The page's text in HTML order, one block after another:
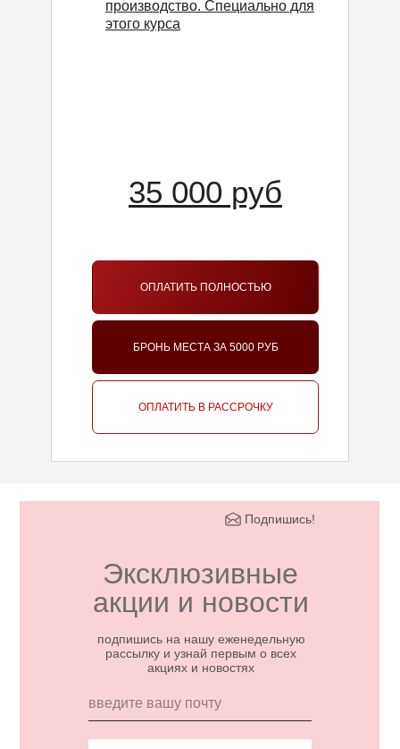
35 000 руб
ОПЛАТИТЬ ПОЛНОСТЬЮ
БРОНЬ МЕСТА ЗА 5000 РУБ
ОПЛАТИТЬ В РАССРОЧКУ
производство. Специально для
этого курса
Эксклюзивные
акции и новости
подпишись на нашу еженедельную
рассылку и узнай первым о всех
акциях и новостях
Подпишись!